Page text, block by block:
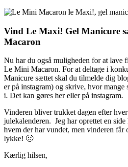
Vind Le Maxi! Gel Manicure
Macaron
Nu har du også muligheden for at lave
Le Mini Macaron. For at deltage i
Manicure sættet skal du tilmelde dig
er på instagram) og skrive, hvor mange
i. Det kan gøres her eller på instagram.
Vinderen bliver trukket dagen efter
julekalenderen. Jeg har oprettet en
hvem der har vundet, men vinderen får
lykke! 🙂
Kærlig hilsen,